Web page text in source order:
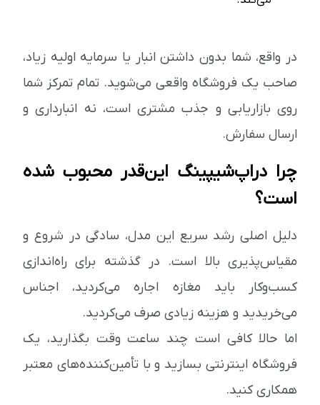
در واقع، شما بدون داشتن انبار یا سرمایه اولیه زیاد،
صاحب یک فروشگاه واقعی می‌شوید. تمام تمرکز شما
روی بازاریابی و جذب مشتری است، نه انبارداری و
ارسال سفارش.
چرا دراپ‌شیپینگ این‌قدر محبوب شده
است؟
دلیل اصلی رشد سریع این مدل، سادگی در شروع و
مقیاس‌پذیری بالا است. در گذشته برای راه‌اندازی
کسب‌وکار باید مغازه اجاره می‌کردید، اجناس
می‌خریدید و هزینه زیادی صرف می‌کردید.
اما حالا کافی است چند ساعت وقت بگذارید، یک
فروشگاه اینترنتی بسازید و با تأمین‌کننده‌های معتبر
همکاری کنید.